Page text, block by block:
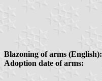
Blazoning of arms (English):
Adoption date of arms: